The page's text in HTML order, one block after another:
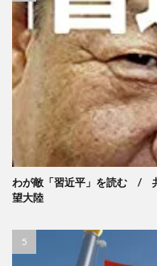
わが敵「習近平」を読む /
望大陸